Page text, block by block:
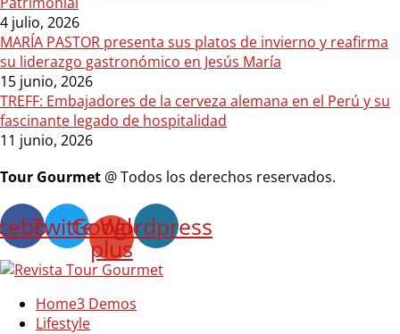
4 julio, 2026
MARÍA PASTOR presenta sus platos de invierno y reafirma
su liderazgo gastronómico en Jesús María
15 junio, 2026
TREFF: Embajadores de la cerveza alemana en el Perú y su
fascinante legado de hospitalidad
11 junio, 2026
Tour Gourmet @ Todos los derechos reservados.
TwitterGoogle-
plus
Wordpress
Home3 Demos
Lifestyle